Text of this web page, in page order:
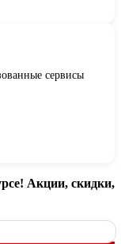
сервисы
Акции, скидки,